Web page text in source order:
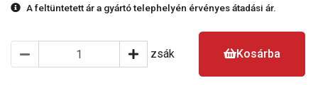
A feltüntetett ár a gyártó telephelyén érvényes átadási ár.
zsák Kosárba